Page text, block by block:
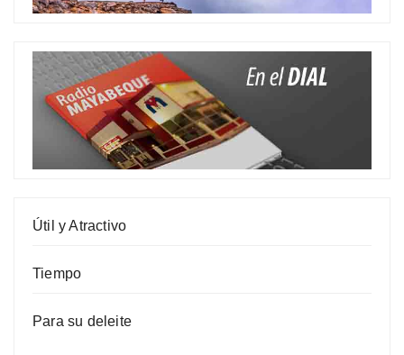
Útil y Atractivo
Tiempo
Para su deleite